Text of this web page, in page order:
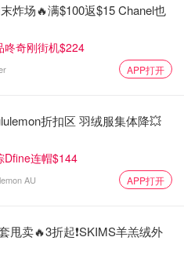
炸场🔥满$100返$15 Chanel也
咚奇刚街机$224
APP打开
折扣区 羽绒服集体降💥
Dfine连帽$144
AU APP打开
甩卖🔥3折起❗SKIMS羊羔绒外